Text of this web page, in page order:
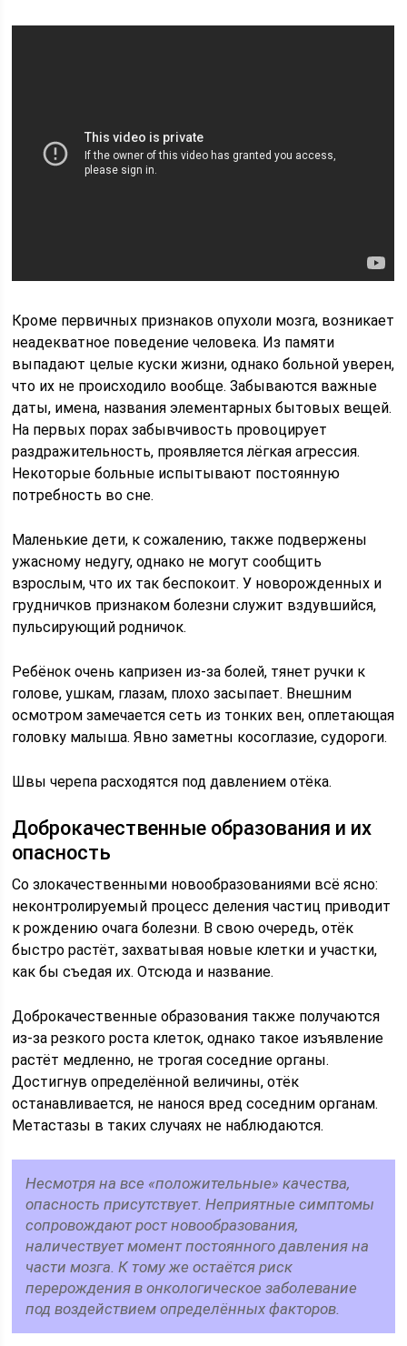
Кроме первичных признаков опухоли мозга, возникает
неадекватное поведение человека. Из памяти
выпадают целые куски жизни, однако больной уверен,
что их не происходило вообще. Забываются важные
даты, имена, названия элементарных бытовых вещей.
На первых порах забывчивость провоцирует
раздражительность, проявляется лёгкая агрессия.
Некоторые больные испытывают постоянную
потребность во сне.
Маленькие дети, к сожалению, также подвержены
ужасному недугу, однако не могут сообщить
взрослым, что их так беспокоит. У новорожденных и
грудничков признаком болезни служит вздувшийся,
пульсирующий родничок.
Ребёнок очень капризен из-за болей, тянет ручки к
голове, ушкам, глазам, плохо засыпает. Внешним
осмотром замечается сеть из тонких вен, оплетающая
головку малыша. Явно заметны косоглазие, судороги.
Швы черепа расходятся под давлением отёка.
Доброкачественные образования и их
опасность
Со злокачественными новообразованиями всё ясно:
неконтролируемый процесс деления частиц приводит
к рождению очага болезни. В свою очередь, отёк
быстро растёт, захватывая новые клетки и участки,
как бы съедая их. Отсюда и название.
Доброкачественные образования также получаются
из-за резкого роста клеток, однако такое изъявление
растёт медленно, не трогая соседние органы.
Достигнув определённой величины, отёк
останавливается, не нанося вред соседним органам.
Метастазы в таких случаях не наблюдаются.
Несмотря на все «положительные» качества,
опасность присутствует. Неприятные симптомы
сопровождают рост новообразования,
наличествует момент постоянного давления на
части мозга. К тому же остаётся риск
перерождения в онкологическое заболевание
под воздействием определённых факторов.